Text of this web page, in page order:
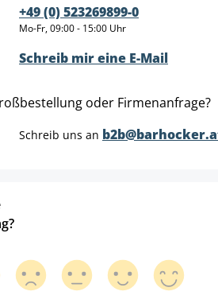
+49 (0) 523269899-0
Mo-Fr, 09:00 - 15:00 Uhr
Schreib mir eine E-Mail
oder Firmenanfrage?
Schreib uns an